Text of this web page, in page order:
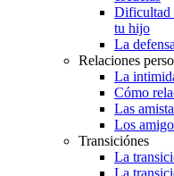
Dificultad
tu hijo
La
Relaciones
La
Cómo
Las
Los
Transiciónes
La
La